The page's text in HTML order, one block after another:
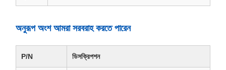
অনুরূপ অংশ আমরা সরবরাহ করতে পারেন
P/N ডিসক্রিপশন